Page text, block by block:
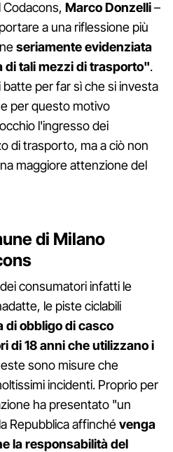
Marco Donzelli–
a una riflessione più
seriamente evidenziata
di tali mezzi di trasporto".
batte per far sì che si investa
per questo motivo
l'ingresso dei
di trasporto, ma a ciò non
maggiore attenzione del
di Milano
consumatori infatti le
le piste ciclabili
di obbligo di casco
di 18 anni che utilizzano i
sono misure che
incidenti. Proprio per
ha presentato "un
Repubblica affinchévenga
la responsabilità del